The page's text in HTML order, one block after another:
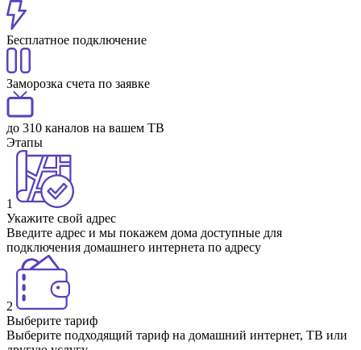
Бесплатное подключение
Заморозка счета по заявке
до 310 каналов на вашем ТВ
Этапы
1
Укажите свой адрес
Введите адрес и мы покажем дома доступные для
подключения домашнего интернета по адресу
2
Выберите тариф
Выберите подходящий тариф на домашний интернет, ТВ или